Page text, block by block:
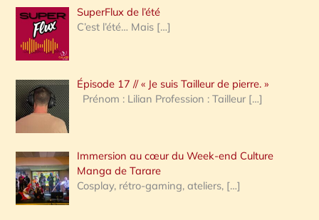
e
r
c
h
e
:
SuperFlux de l’été
C’est l’été… Mais […]
Épisode 17 // « Je suis Tailleur de pierre. »
Prénom : Lilian Profession : Tailleur […]
Immersion au cœur du Week-end Culture
Manga de Tarare
Cosplay, rétro-gaming, ateliers, […]